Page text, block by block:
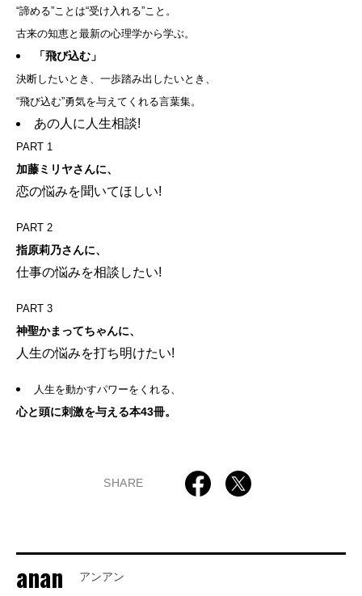
“諦める”ことは“受け入れる”こと。
古来の知恵と最新の心理学から学ぶ。
「飛び込む」
決断したいとき、一歩踏み出したいとき、
“飛び込む”勇気を与えてくれる言葉集。
あの人に人生相談!
PART 1
加藤ミリヤさんに、
恋の悩みを聞いてほしい!
PART 2
指原莉乃さんに、
仕事の悩みを相談したい!
PART 3
神聖かまってちゃんに、
人生の悩みを打ち明けたい!
人生を動かすパワーをくれる、
心と頭に刺激を与える本43冊。
SHARE
anan アンアン